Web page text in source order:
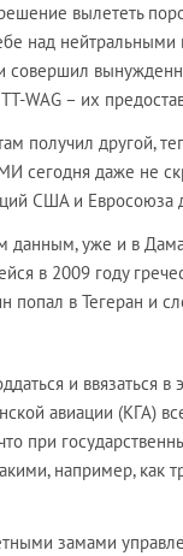
вылететь
над
совершил
WAG – их
получил другой,
сегодня даже не
США и Евросоюза
данным, уже и в
в 2009 году
попал в Тегеран и
и ввязаться
авиации (КГА)
при
например, как
замами